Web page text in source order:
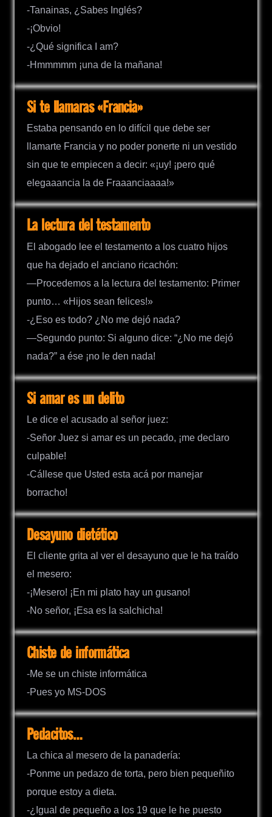
-Tanainas, ¿Sabes Inglés?
-¡Obvio!
-¿Qué significa I am?
-Hmmmmm ¡una de la mañana!
Si te llamaras «Francia»
Estaba pensando en lo difícil que debe ser
llamarte Francia y no poder ponerte ni un vestido
sin que te empiecen a decir: «¡uy! ¡pero qué
elegaaancia la de Fraaanciaaaa!»
La lectura del testamento
El abogado lee el testamento a los cuatro hijos
que ha dejado el anciano ricachón:
—Procedemos a la lectura del testamento: Primer
punto… «Hijos sean felices!»
-¿Eso es todo? ¿No me dejó nada?
—Segundo punto: Si alguno dice: “¿No me dejó
nada?” a ése ¡no le den nada!
Si amar es un delito
Le dice el acusado al señor juez:
-Señor Juez si amar es un pecado, ¡me declaro
culpable!
-Cállese que Usted esta acá por manejar
borracho!
Desayuno dietético
El cliente grita al ver el desayuno que le ha traído
el mesero:
-¡Mesero! ¡En mi plato hay un gusano!
-No señor, ¡Esa es la salchicha!
Chiste de informática
-Me se un chiste informática
-Pues yo MS-DOS
Pedacitos…
La chica al mesero de la panadería:
-Ponme un pedazo de torta, pero bien pequeñito
porque estoy a dieta.
-¿Igual de pequeño a los 19 que le he puesto